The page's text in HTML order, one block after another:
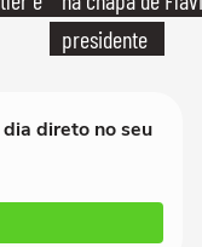
presidente
direto no seu